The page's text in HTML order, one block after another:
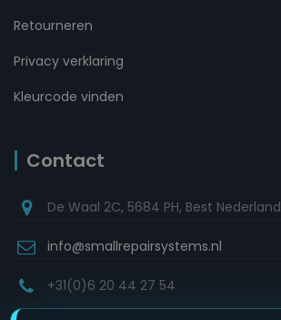
Retourneren
Privacy verklaring
Kleurcode vinden
Contact
De Waal 2C, 5684 PH, Best Nederland
info@smallrepairsystems.nl
+31(0)6 20 44 27 54